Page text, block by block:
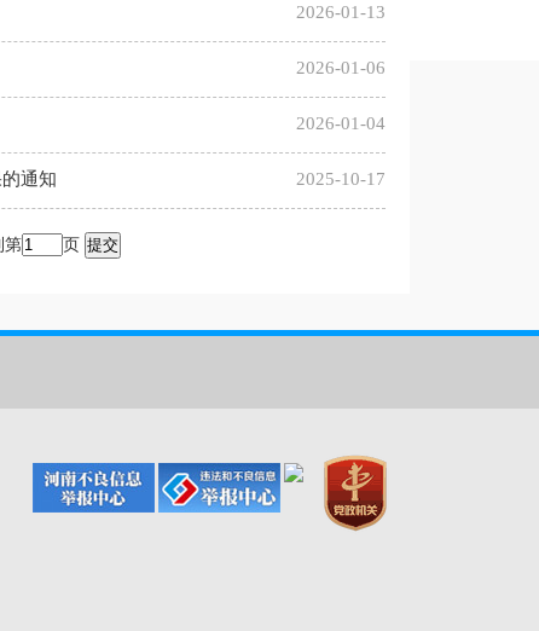
2026-01-13
2026-01-06
2026-01-04
2025-10-17
通知
第 页